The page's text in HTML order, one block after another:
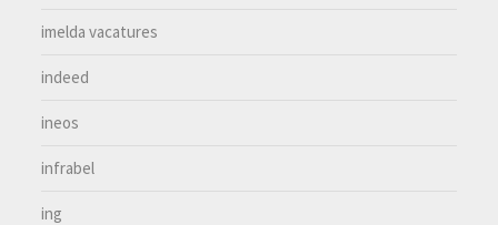
imelda vacatures
indeed
ineos
infrabel
ing